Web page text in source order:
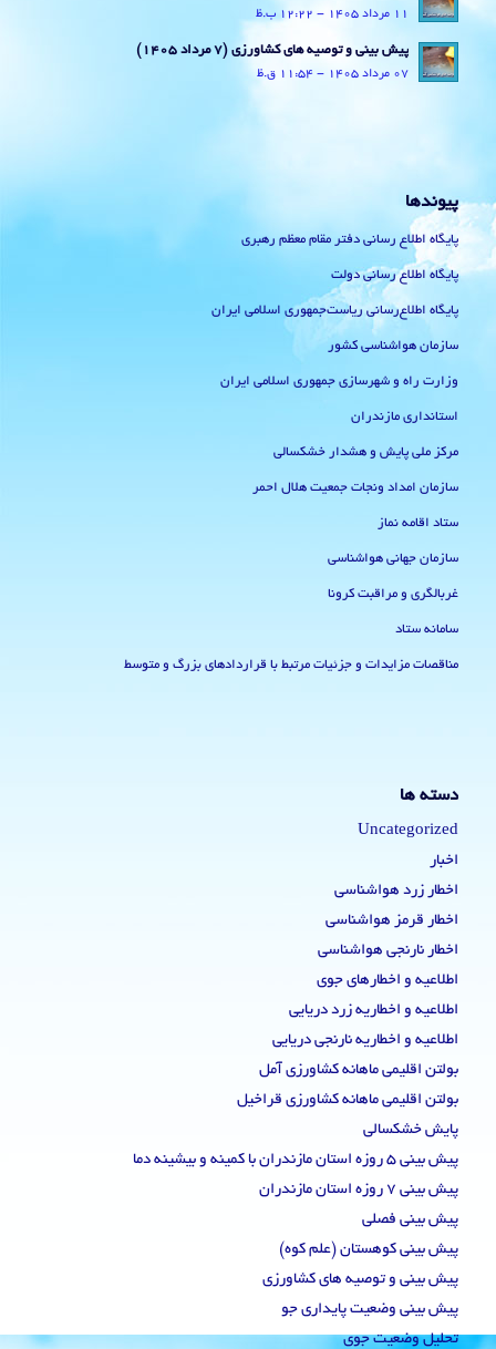
11 مرداد 1405 - 12:22 ب.ظ
پیش بینی و توصیه های کشاورزی (7 مرداد ۱۴۰۵)
07 مرداد 1405 - 11:54 ق.ظ
پیوندها
پایگاه اطلاع رسانی دفتر مقام معظم رهبری
پایگاه اطلاع رسانی دولت
پایگاه اطلاع‌رسانی ریاست‌جمهوری اسلامی ایران
سازمان هواشناسی کشور
وزارت راه و شهرسازی جمهوری اسلامی ایران
استانداری مازندران
مرکز ملی پایش و هشدار خشکسالی
سازمان امداد ونجات جمعیت هلال احمر
ستاد اقامه نماز
سازمان جهانی هواشناسی
غربالگری و مراقبت کرونا
سامانه ستاد
مناقصات مزایدات و جزئیات مرتبط با قراردادهای بزرگ و متوسط
دسته ها
Uncategorized
اخبار
اخطار زرد هواشناسی
اخطار قرمز هواشناسی
اخطار نارنجی هواشناسی
اطلاعیه و اخطارهای جوی
اطلاعیه و اخطاریه زرد دریایی
اطلاعیه و اخطاریه نارنجی دریایی
بولتن اقلیمی ماهانه کشاورزی آمل
بولتن اقلیمی ماهانه کشاورزی قراخیل
پایش خشکسالی
پیش بینی 5 روزه استان مازندران با کمینه و بیشینه دما
پیش بینی 7 روزه استان مازندران
پیش بینی فصلی
پیش بینی کوهستان (علم کوه)
پیش بینی و توصیه های کشاورزی
پیش بینی وضعیت پایداری جو
تحلیل وضعیت جوی